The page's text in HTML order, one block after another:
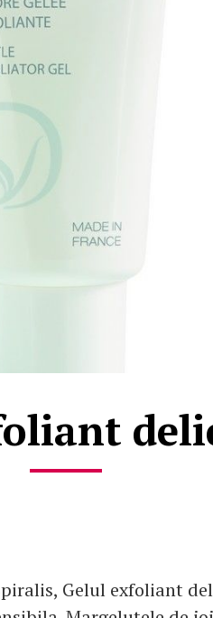
Gelul exfoliant